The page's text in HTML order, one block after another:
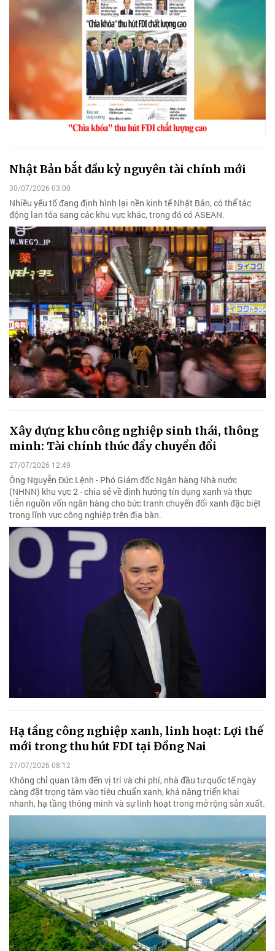
Nhật Bản bắt đầu kỷ nguyên tài chính mới
30/07/2026 03:00
Nhiều yếu tố đang định hình lại nền kinh tế Nhật Bản, có thể tác
động lan tỏa sang các khu vực khác, trong đó có ASEAN.
Xây dựng khu công nghiệp sinh thái, thông
minh: Tài chính thúc đẩy chuyển đổi
27/07/2026 12:49
Ông Nguyễn Đức Lệnh - Phó Giám đốc Ngân hàng Nhà nước
(NHNN) khu vực 2 - chia sẻ về định hướng tín dụng xanh và thực
tiễn nguồn vốn ngân hàng cho bức tranh chuyển đổi xanh đặc biệt
trong lĩnh vực công nghiệp trên địa bàn.
Hạ tầng công nghiệp xanh, linh hoạt: Lợi thế
mới trong thu hút FDI tại Đồng Nai
27/07/2026 08:12
Không chỉ quan tâm đến vị trí và chi phí, nhà đầu tư quốc tế ngày
càng đặt trọng tâm vào tiêu chuẩn xanh, khả năng triển khai
nhanh, hạ tầng thông minh và sự linh hoạt trong mở rộng sản xuất.